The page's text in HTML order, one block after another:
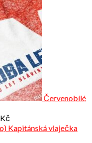
Červenobílé
Kč
Kapitánská vlaječka